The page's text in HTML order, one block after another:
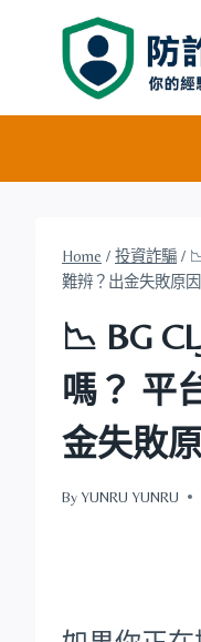
Home / 投資詐騙 /
難辨？出金失敗原
📉 BG
嗎？ 平
金失敗
By YUNRU YUNRU